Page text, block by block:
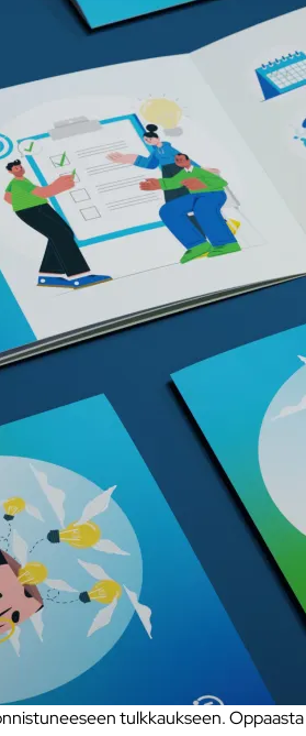
tulkkaukseen.